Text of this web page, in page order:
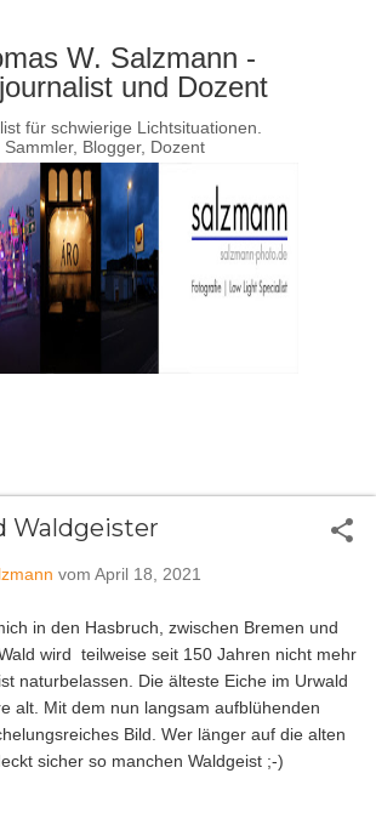
W. Salzmann -
und Dozent
für schwierige Lichtsituationen.
Sammler, Blogger, Dozent
Waldgeister
vom April 18, 2021
in den Hasbruch, zwischen Bremen und
wird teilweise seit 150 Jahren nicht mehr
naturbelassen. Die älteste Eiche im Urwald
alt. Mit dem nun langsam aufblühenden
Bild. Wer länger auf die alten
sicher so manchen Waldgeist ;-)